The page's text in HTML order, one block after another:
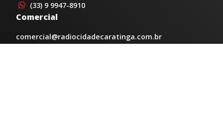
(33) 9 9947-8910
Comercial
comercial@radiocidadecaratinga.com.br